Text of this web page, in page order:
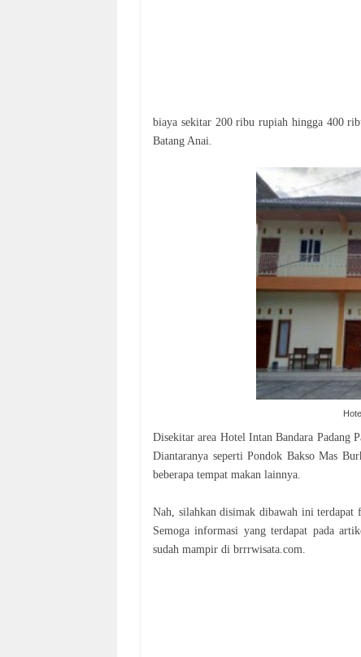
biaya sekitar 200 ribu rupiah hingga 400
Batang Anai.
Disekitar area Hotel Intan Bandara Padang
Diantaranya seperti Pondok Bakso Mas
beberapa tempat makan lainnya.
Nah, silahkan disimak dibawah ini terdapat
Semoga informasi yang terdapat pada
sudah mampir di brrrwisata.com.